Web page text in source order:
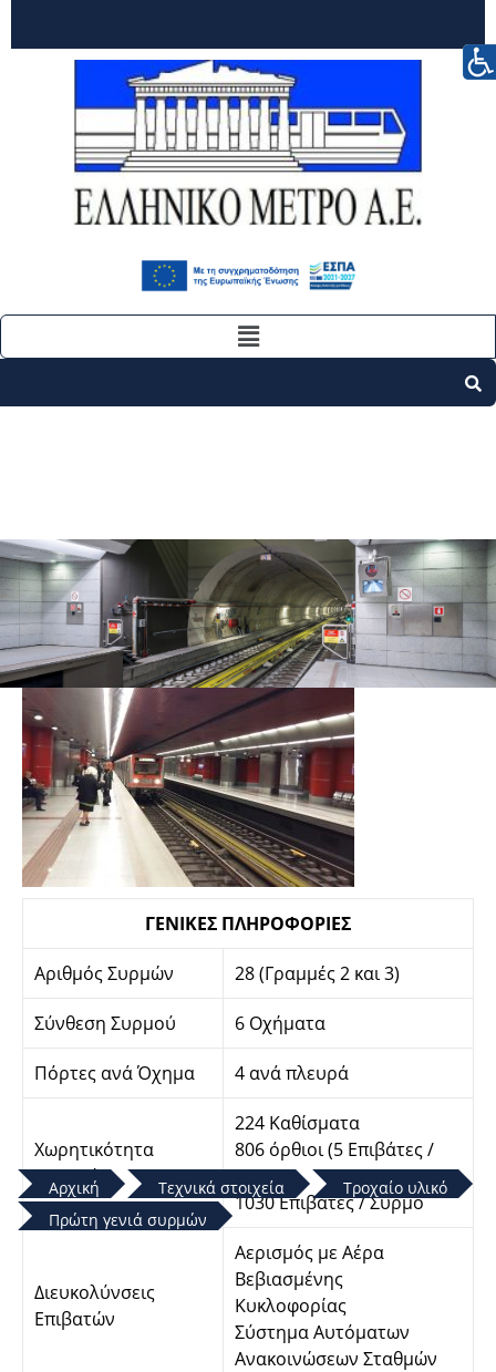
Αρχική Τεχνικά στοιχεία
Τροχαίο υλικό
Πρώτη γενιά συρμών
Πρώτη γενιά συρμών
ΓΕΝIΚΕΣ ΠΛΗΡΟΦΟΡIΕΣ
Αριθμός Συρμών 28 (Γραμμές 2 και 3)
Σύνθεση Συρμού 6 Οχήματα
Πόρτες ανά Όχημα 4 ανά πλευρά
Χωρητικότητα
Συρμού
224 Καθίσματα
806 όρθιοι (5 Επιβάτες /
τ.μ.)
1030 Επιβάτες / Συρμό
Διευκολύνσεις
Επιβατών
Aερισμός με Αέρα
Βεβιασμένης
Κυκλοφορίας
Σύστημα Αυτόματων
Ανακοινώσεων Σταθμών